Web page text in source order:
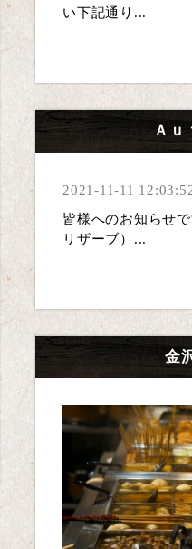
い下記通り...
Ａｕ
2021-11-11
皆様へのお知らせ
リザーブ）...
金